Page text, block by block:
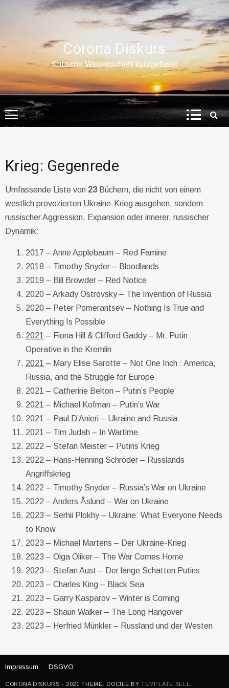
Corona Diskurs
Kritische Wissenschaft kurzgefasst
Krieg: Gegenrede
Umfassende Liste von 23 Büchern, die nicht von einem
westlich provozierten Ukraine-Krieg ausgehen, sondern
russischer Aggression, Expansion oder innerer, russischer
Dynamik:
2017 – Anne Applebaum – Red Famine
2018 – Timothy Snyder – Bloodlands
2019 – Bill Browder – Red Notice
2020 – Arkady Ostrovsky – The Invention of Russia
2020 – Peter Pomerantsev – Nothing Is True and
Everything Is Possible
2021 – Fiona Hill & Clifford Gaddy – Mr. Putin :
Operative in the Kremlin
2021 – Mary Elise Sarotte – Not One Inch : America,
Russia, and the Struggle for Europe
2021 – Catherine Belton – Putin’s People
2021 – Michael Kofman – Putin’s War
2021 – Paul D’Anieri – Ukraine and Russia
2021 – Tim Judah – In Wartime
2022 – Stefan Meister – Putins Krieg
2022 – Hans-Henning Schröder – Russlands
Angriffskrieg
2022 – Timothy Snyder – Russia’s War on Ukraine
2022 – Anders Åslund – War on Ukraine
2023 – Serhii Plokhy – Ukraine: What Everyone Needs
to Know
2023 – Michael Martens – Der Ukraine-Krieg
2023 – Olga Oliker – The War Comes Home
2023 – Stefan Aust – Der lange Schatten Putins
2023 – Charles King – Black Sea
2023 – Garry Kasparov – Winter is Coming
2023 – Shaun Walker – The Long Hangover
2023 – Herfried Münkler – Russland und der Westen
CORONA DISKURS - 2021 THEME: DOCILE BYTEMPLATE SELL
Impressum DSGVO